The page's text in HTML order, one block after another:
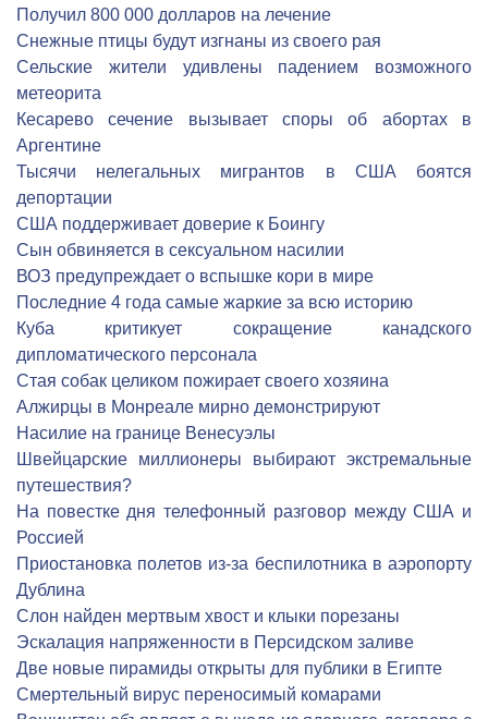
Получил 800 000 долларов на лечение
Снежные птицы будут изгнаны из своего рая
Сельские жители удивлены падением возможного
метеорита
Кесарево сечение вызывает споры об абортах в
Аргентине
Тысячи нелегальных мигрантов в США боятся
депортации
США поддерживает доверие к Боингу
Сын обвиняется в сексуальном насилии
ВОЗ предупреждает о вспышке кори в мире
Последние 4 года самые жаркие за всю историю
Куба критикует сокращение канадского
дипломатического персонала
Стая собак целиком пожирает своего хозяина
Алжирцы в Монреале мирно демонстрируют
Насилие на границе Венесуэлы
Швейцарские миллионеры выбирают экстремальные
путешествия?
На повестке дня телефонный разговор между США и
Россией
Приостановка полетов из-за беспилотника в аэропорту
Дублина
Слон найден мертвым хвост и клыки порезаны
Эскалация напряженности в Персидском заливе
Две новые пирамиды открыты для публики в Египте
Смертельный вирус переносимый комарами